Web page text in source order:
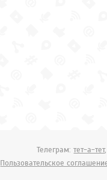
Телеграм:тет-а-тет
Пользовательское